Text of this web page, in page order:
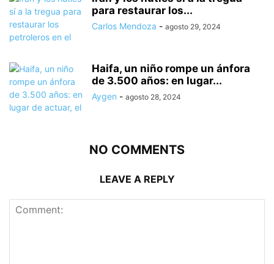
para restaurar los...
Carlos Mendoza - agosto 29, 2024
Haifa, un niño rompe un ánfora
de 3.500 años: en lugar...
Aygen - agosto 28, 2024
NO COMMENTS
LEAVE A REPLY